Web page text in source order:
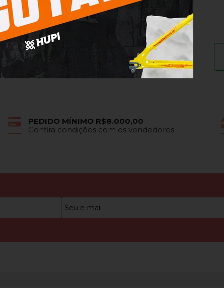
Lente Extra Eagle Prata Espelhado
CADASTRE-SE PARA
VER OS PREÇOS
PEDIDO MÍNIMO R$8.000,00
Confira condições com os vendedores